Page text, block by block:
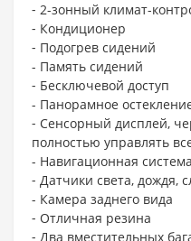
⁃ 2-зонный климат-
⁃ Кондиционер
⁃ Подогрев сидений
- Память сидений
⁃ Бесключевой доступ
- Панорамное
⁃ Сенсорный дисплей,
полностью управлять
- Навигационная система
⁃ Датчики света, дождя,
- Камера заднего вида
⁃ Отличная резина
⁃ Два вместительных